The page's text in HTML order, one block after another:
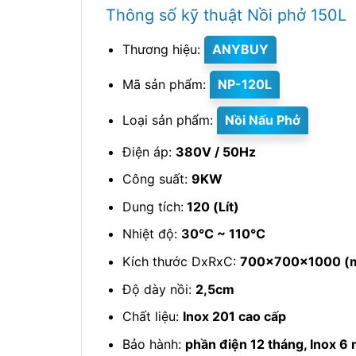
Thông số kỹ thuật Nồi phở 150L
Thương hiệu: ANYBUY
Mã sản phẩm: NP-120L
Loại sản phẩm:
Nồi Nấu Phở
Điện áp: 380V / 50Hz
Công suất: 9KW
Dung tích:120 (Lít)
Nhiệt độ: 30℃ ~ 110℃
Kích thước DxRxC: 700x700x1000
Độ dày nồi: 2,5cm
Chất liệu: Inox 201 cao cấp
Bảo hành: phần điện 12 tháng, Inox 6